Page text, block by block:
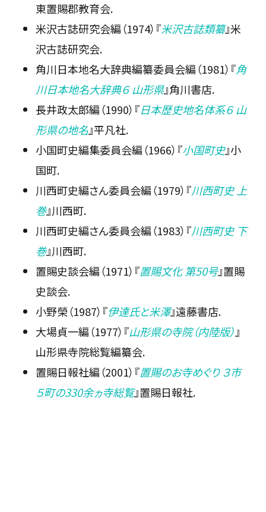
東置賜郡教育会.
米沢古誌研究会編（1974）『米沢古誌類纂』米
沢古誌研究会.
角川日本地名大辞典編纂委員会編（1981）『角
川日本地名大辞典６ 山形県』角川書店.
長井政太郎編（1990）『日本歴史地名体系６ 山
形県の地名』平凡社.
小国町史編集委員会編（1966）『小国町史』小
国町.
川西町史編さん委員会編（1979）『川西町史 上
巻』川西町.
川西町史編さん委員会編（1983）『川西町史 下
巻』川西町.
置賜史談会編（1971）『置賜文化 第50号』置賜
史談会.
小野榮（1987）『伊達氏と米澤』遠藤書店.
大場貞一編（1977）『山形県の寺院（内陸版）』
山形県寺院総覧編纂会.
置賜日報社編（2001）『置賜のお寺めぐり ３市
５町の330余ヵ寺総覧』置賜日報社.